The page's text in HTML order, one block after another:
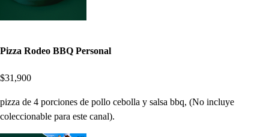
Pizza Rodeo BBQ Personal
$31,900
pizza de 4 porciones de pollo cebolla y salsa bbq, (No incluye
coleccionable para este canal).